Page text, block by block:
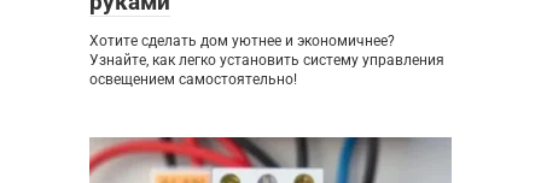
Хотите сделать дом уютнее и экономичнее?
Узнайте, как легко установить систему управления
освещением самостоятельно!